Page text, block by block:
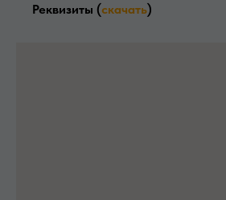
Реквизиты (скачать)